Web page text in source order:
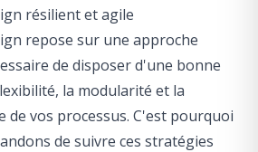
résilient et agile
repose sur une approche
de disposer d'une bonne
la modularité et la
de vos processus. C'est pourquoi
de suivre ces stratégies